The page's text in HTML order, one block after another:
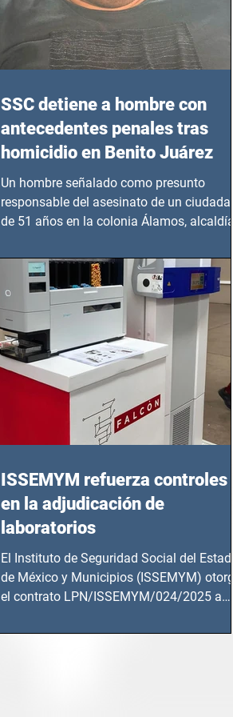
SSC detiene a hombre con
antecedentes penales tras
homicidio en Benito Juárez
Un hombre señalado como presunto
responsable del asesinato de un
de 51 años en la colonia Álamos, alcaldía
ISSEMYM refuerza controles
en la adjudicación de
laboratorios
El Instituto de Seguridad Social del Estado
de México y Municipios (ISSEMYM)
el contrato LPN/ISSEMYM/024/2025 a